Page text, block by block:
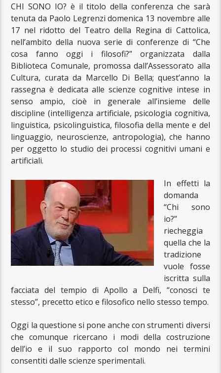
CHI SONO IO? è il titolo della conferenza che sarà
tenuta da Paolo Legrenzi domenica 13 novembre alle
17 nel ridotto del Teatro della Regina di Cattolica,
nell’ambito della nuova serie di conferenze di “Che
cosa fanno oggi i filosofi?” organizzata dalla
Biblioteca Comunale, promossa dall’Assessorato alla
Cultura, curata da Marcello Di Bella; quest’anno la
rassegna è dedicata alle scienze cognitive intese in
senso ampio, cioè in generale all’insieme delle
discipline (intelligenza artificiale, psicologia cognitiva,
linguistica, psicolinguistica, filosofia della mente e del
linguaggio, neuroscienze, antropologia), che hanno
per oggetto lo studio dei processi cognitivi umani e
artificiali.
In effetti la
domanda
“Chi sono
io?”
riecheggia
quella che la
tradizione
vuole fosse
iscritta sulla
facciata del tempio di Apollo a Delfi, “conosci te
stesso”, precetto etico e filosofico nello stesso tempo.
Oggi la questione si pone anche con strumenti diversi
che comunque ricercano i modi della costruzione
dell’io e il suo rapporto col mondo nei termini
consentiti dalle scienze sperimentali.